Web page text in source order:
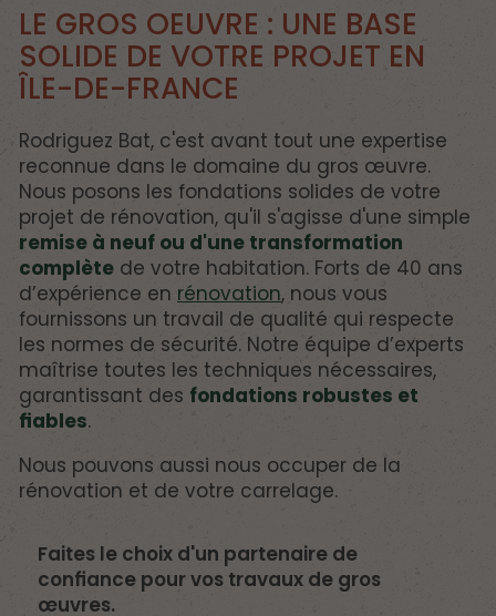
LE GROS OEUVRE : UNE BASE
SOLIDE DE VOTRE PROJET EN
ÎLE-DE-FRANCE
Rodriguez Bat, c'est avant tout une expertise
reconnue dans le domaine du gros œuvre.
Nous posons les fondations solides de votre
projet de rénovation, qu'il s'agisse d'une simple
remise à neuf ou d'une transformation
complète de votre habitation. Forts de 40 ans
d’expérience en rénovation, nous vous
fournissons un travail de qualité qui respecte
les normes de sécurité. Notre équipe d’experts
maîtrise toutes les techniques nécessaires,
garantissant des fondations robustes et
fiables.
Nous pouvons aussi nous occuper de la
rénovation et de votre carrelage.
Faites le choix d'un partenaire de
confiance pour vos travaux de gros
œuvres.